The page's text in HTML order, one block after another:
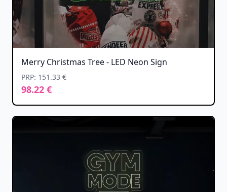
Merry Christmas Tree - LED Neon Sign
PRP: 151.33 €
98.22 €